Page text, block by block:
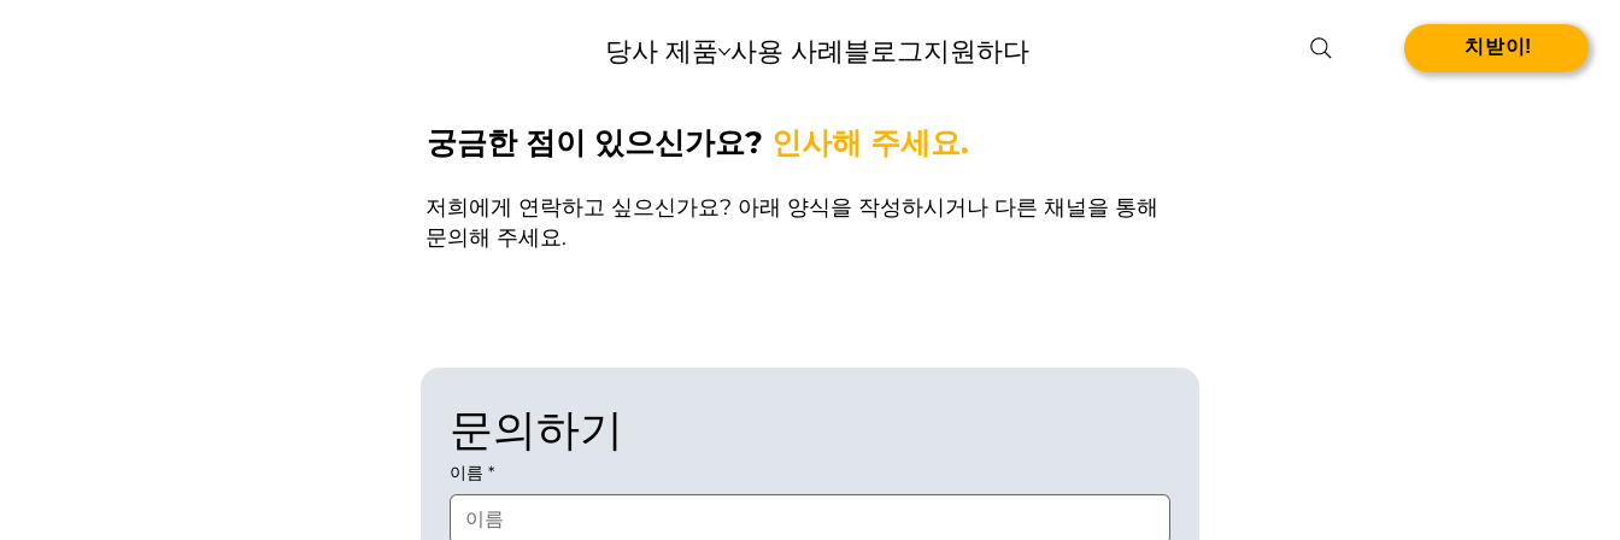
치받이!
당사 제품 사용 사례블로그지원하다
문의하기
이름 *
궁금한 점이 있으신가요? 인사해 주세요.
저희에게 연락하고 싶으신가요? 아래 양식을 작성하시거나 다른 채널을 통해
문의해 주세요.